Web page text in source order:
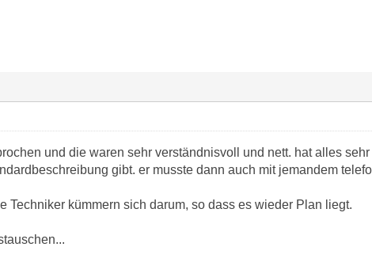
und die waren sehr verständnisvoll und nett. hat alles
gibt. er musste dann auch mit jemandem
Techniker kümmern sich darum, so dass es wieder Plan liegt.